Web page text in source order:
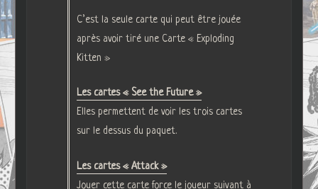
C’est la seule carte qui peut être jouée
après avoir tiré une Carte « Exploding
Kitten »
Les cartes « See the Future »
Elles permettent de voir les trois cartes
sur le dessus du paquet.
Les cartes « Attack »
Jouer cette carte force le joueur suivant à